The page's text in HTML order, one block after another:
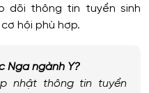
dõi thông tin tuyển sinh
hội phù hợp.
Nga ngành Y?
nhật thông tin tuyển